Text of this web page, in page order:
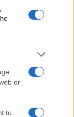
or
to